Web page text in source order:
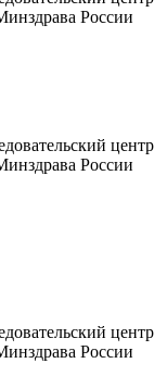
России
центр
России
центр
России